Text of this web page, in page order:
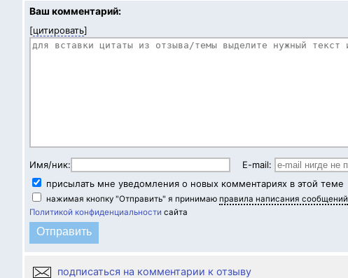
Ваш комментарий:
[цитировать]
Имя/ник:
E-mail:
присылать мне уведомления о новых комментариях в этой теме
нажимая кнопку "Отправить" я принимаю правила написания сообщений
Политикой конфиденциальности сайта
подписаться на комментарии к отзыву